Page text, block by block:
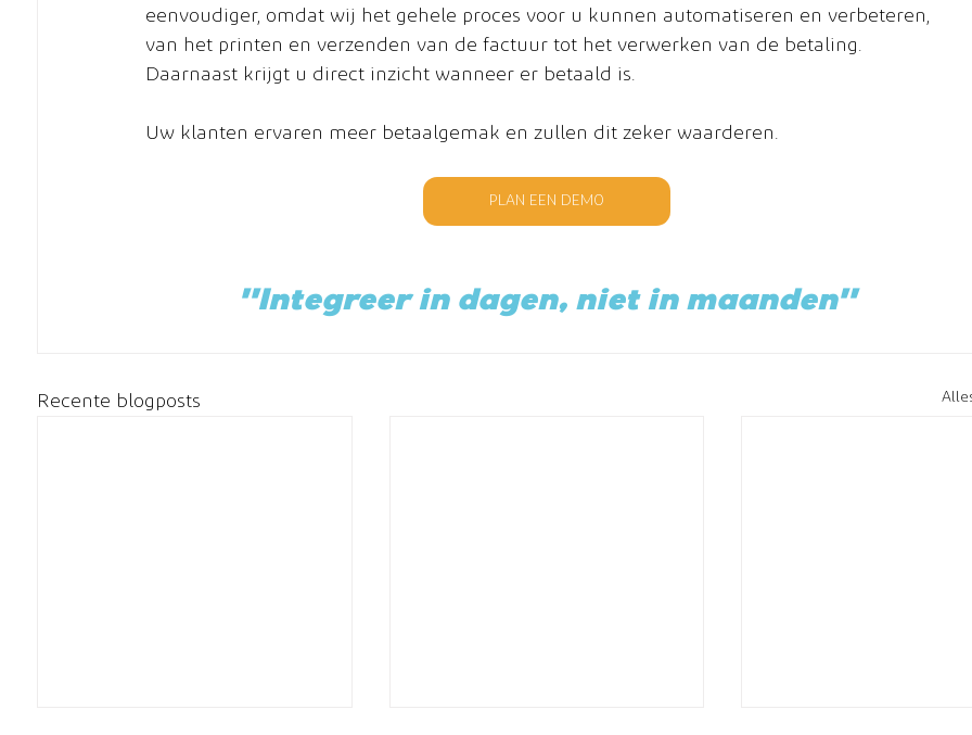
eenvoudiger, omdat wij het gehele proces voor u kunnen automatiseren en verbeteren,
van het printen en verzenden van de factuur tot het verwerken van de betaling.
Daarnaast krijgt u direct inzicht wanneer er betaald is.
Uw klanten ervaren meer betaalgemak en zullen dit zeker waarderen.
PLAN EEN DEMO
"Integreer in dagen, niet in maanden"
Recente blogposts